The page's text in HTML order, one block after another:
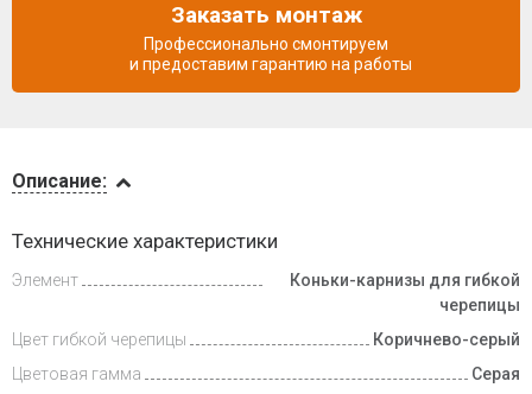
и оплата
Описание:
Технические характеристики
Элемент
Коньки-карнизы для гибкой
черепицы
Цвет гибкой черепицы
Коричнево-серый
Цветовая гамма
Серая
Заказать монтаж
Профессионально смонтируем
и предоставим гарантию на работы